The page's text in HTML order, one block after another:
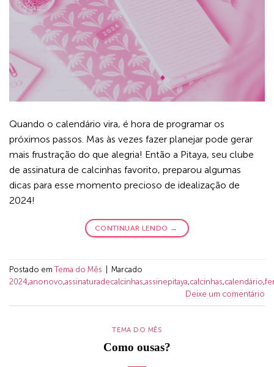
Quando o calendário vira, é hora de programar os
próximos passos. Mas às vezes fazer planejar pode gerar
mais frustração do que alegria! Então a Pitaya, seu clube
de assinatura de calcinhas favorito, preparou algumas
dicas para esse momento precioso de idealização de
2024!
CONTINUAR LENDO →
Postado emTema do Mês
Marcado
2024,anonovo,assinaturadecalcinhas,assinepitaya,calcinhas,calendário,
Deixe um comentário
TEMA DO MÊS
Como ousas?